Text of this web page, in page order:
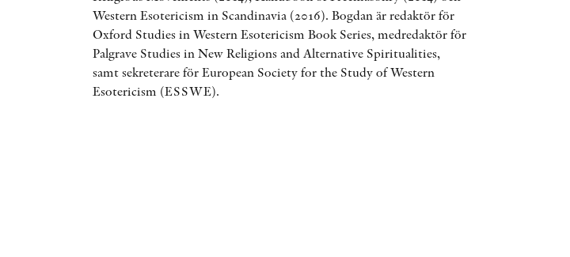
PRESSKONTAKT
PEER REVIEW-PROCESSEN
Western Esotericism in Scandinavia (2016). Bogdan är redaktör för
Oxford Studies in Western Esotericism Book Series, medredaktör för
Palgrave Studies in New Religions and Alternative Spiritualities,
samt sekreterare för European Society for the Study of Western
Esotericism (ESSWE).